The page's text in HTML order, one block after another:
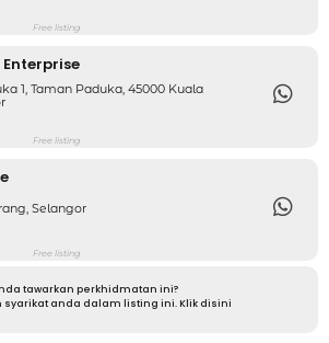
Free listing
1, Taman Paduka, 45000 Kuala
Free listing
Selangor
Free listing
tawarkan perkhidmatan ini?
syarikat anda dalam listing ini. Klik disini